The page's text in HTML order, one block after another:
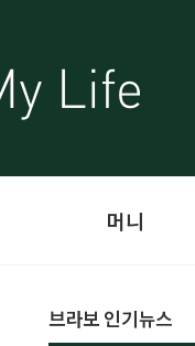
머니
브라보 인기뉴스